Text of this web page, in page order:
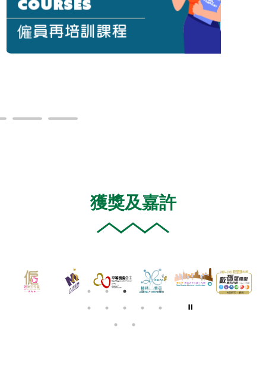
獲獎及嘉許